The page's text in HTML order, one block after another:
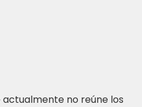
no reúne los